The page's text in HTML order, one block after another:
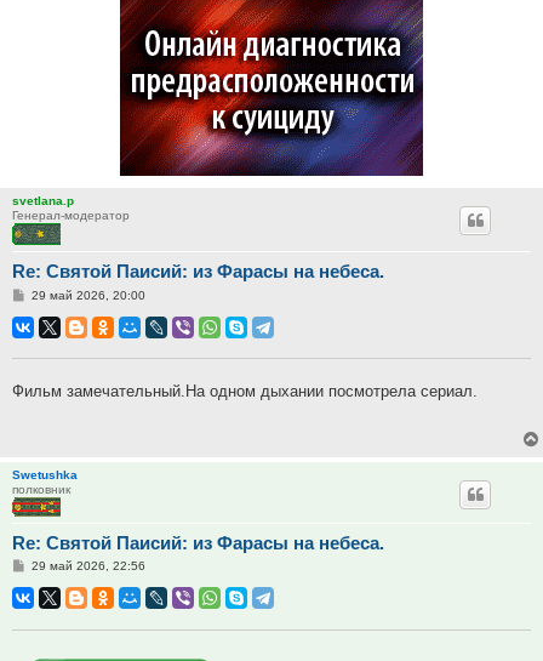
svetlana.p
Генерал-модератор
Re: Святой Паисий: из Фарасы на небеса.
Сообщение
29 май 2026, 20:00
Фильм замечательный.На одном дыхании посмотрела сериал.
Swetushka
полковник
Re: Святой Паисий: из Фарасы на небеса.
Сообщение
29 май 2026, 22:56